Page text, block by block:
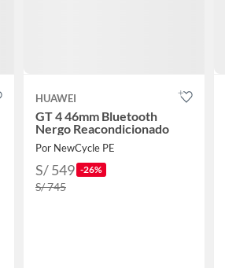
HUAWEI
GT 4 46mm Bluetooth
Nergo Reacondicionado
Por NewCycle PE
S/ 549 -26%
S/ 745